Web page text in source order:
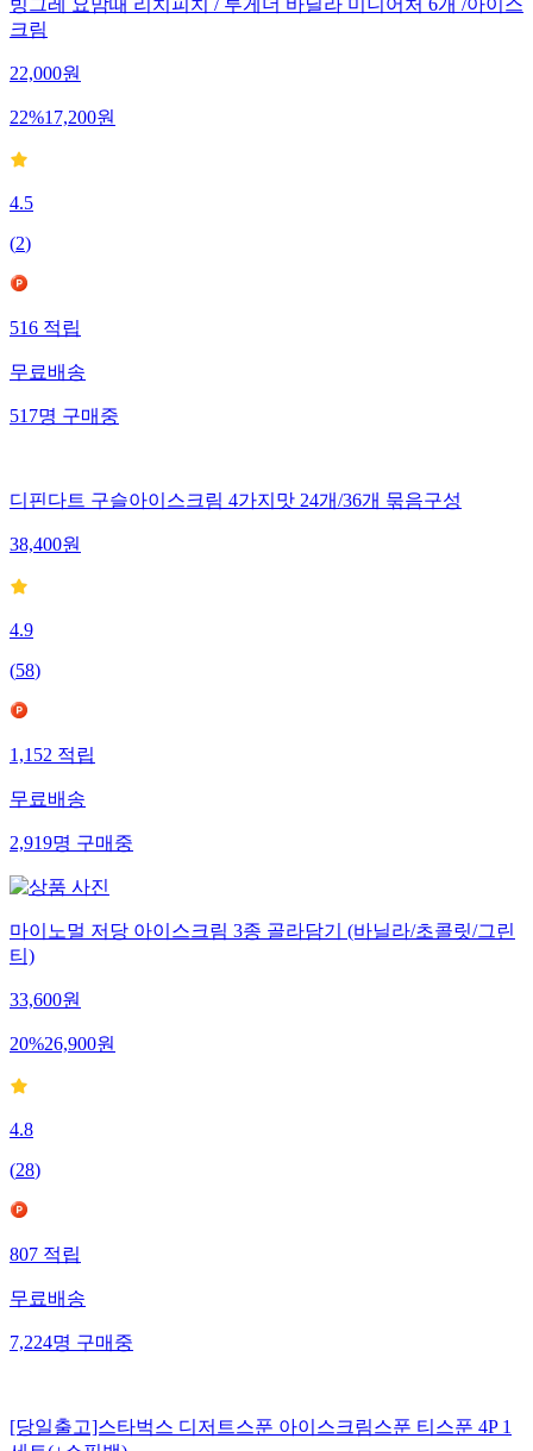
빙그레 요맘때 리치피치 / 투게더 바닐라 미니어처 6개 /아이스
크림
22,000원
22%17,200원
4.5
(2)
516적립
무료배송
517명구매중
디핀다트 구슬아이스크림 4가지맛 24개/36개 묶음구성
38,400원
4.9
(58)
1,152적립
무료배송
2,919명구매중
마이노멀 저당 아이스크림 3종 골라담기 (바닐라/초콜릿/그린
티)
33,600원
20%26,900원
4.8
(28)
807적립
무료배송
7,224명구매중
[당일출고]스타벅스 디저트스푼 아이스크림스푼 티스푼 4P 1